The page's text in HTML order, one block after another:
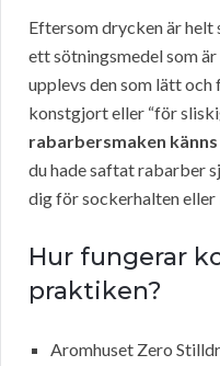
Eftersom drycken är
ett sötningsmedel som
upplevs den som lätt och
konstgjort eller “för
rabarbersmaken känns
du hade saftat rabarber
dig för sockerhalten eller
Hur fungerar
praktiken?
Aromhuset Zero